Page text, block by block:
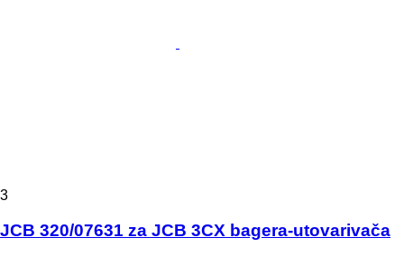
3
JCB 320/07631 za JCB 3CX bagera-utovarivača